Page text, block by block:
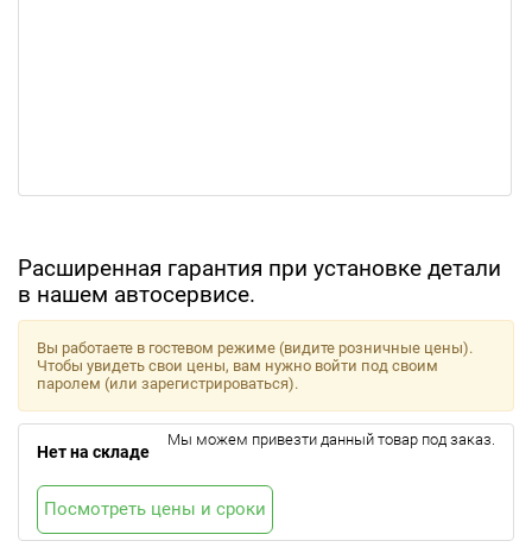
Расширенная гарантия при установке детали
в нашем автосервисе.
Вы работаете в гостевом режиме (видите розничные цены).
Чтобы увидеть свои цены, вам нужно войти под своим
паролем (или зарегистрироваться).
Нет на складе
Мы можем привезти данный товар под заказ.
Посмотреть цены и сроки